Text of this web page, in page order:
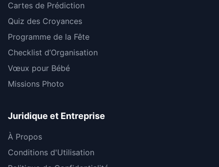
Cartes de Prédiction
Quiz des Croyances
Programme de la Fête
Checklist d’Organisation
Vœux pour Bébé
Missions Photo
Juridique et Entreprise
À Propos
Conditions d'Utilisation